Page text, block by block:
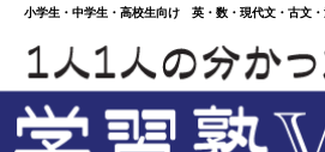
小学生・中学生・高校生向け 英・数・現代文・古文